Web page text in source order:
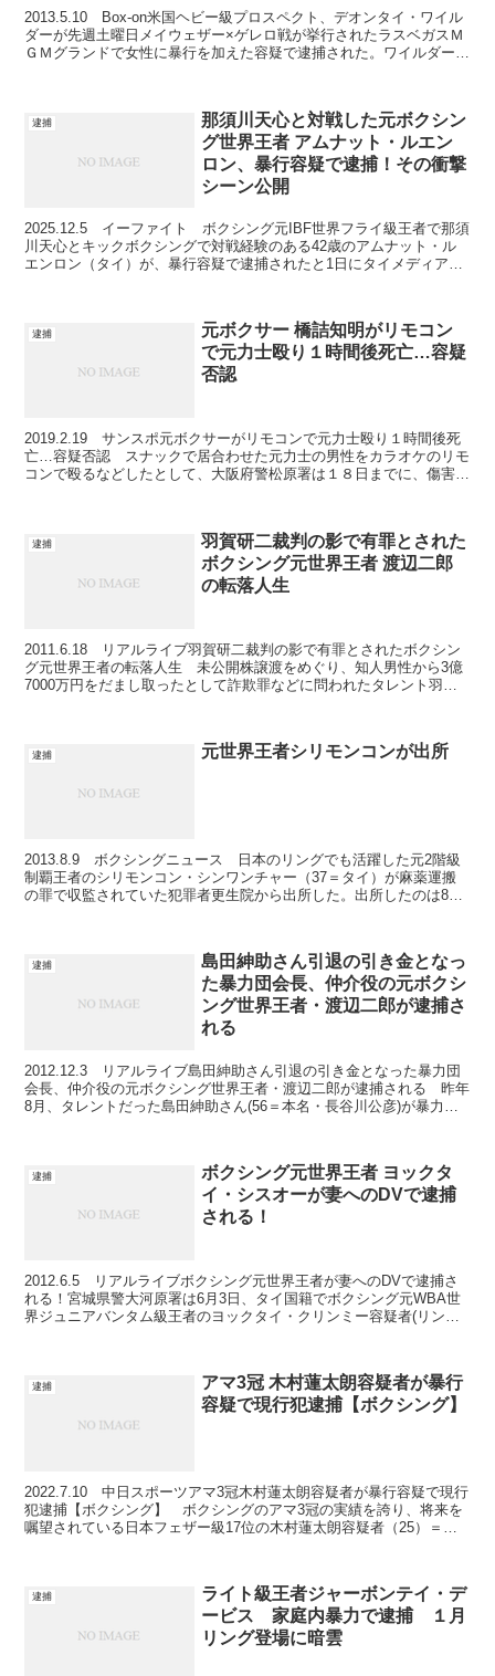
2013.5.10 Box-on米国ヘビー級プロスペクト、デオンタイ・ワイル
ダーが先週土曜日メイウェザー×ゲレロ戦が挙行されたラスベガスＭ
ＧＭグランドで女性に暴行を加えた容疑で逮捕された。ワイルダーの
逮捕
那須川天心と対戦した元ボクシン
グ世界王者 アムナット・ルエン
ロン、暴行容疑で逮捕！その衝撃
シーン公開
2025.12.5 イーファイト ボクシング元IBF世界フライ級王者で那須
川天心とキックボクシングで対戦経験のある42歳のアムナット・ル
エンロン（タイ）が、暴行容疑で逮捕されたと1日にタイメディア
逮捕
元ボクサー 橋詰知明がリモコン
で元力士殴り１時間後死亡…容疑
否認
2019.2.19 サンスポ元ボクサーがリモコンで元力士殴り１時間後死
亡…容疑否認 スナックで居合わせた元力士の男性をカラオケのリモ
コンで殴るなどしたとして、大阪府警松原署は１８日までに、傷害容
逮捕
羽賀研二裁判の影で有罪とされた
ボクシング元世界王者 渡辺二郎
の転落人生
2011.6.18 リアルライブ羽賀研二裁判の影で有罪とされたボクシン
グ元世界王者の転落人生 未公開株譲渡をめぐり、知人男性から3億
7000万円をだまし取ったとして詐欺罪などに問われたタレント羽賀
逮捕 元世界王者シリモンコンが出所
2013.8.9 ボクシングニュース 日本のリングでも活躍した元2階級
制覇王者のシリモンコン・シンワンチャー（37＝タイ）が麻薬運搬
の罪で収監されていた犯罪者更生院から出所した。出所したのは8月
逮捕
島田紳助さん引退の引き金となっ
た暴力団会長、仲介役の元ボクシ
ング世界王者・渡辺二郎が逮捕さ
れる
2012.12.3 リアルライブ島田紳助さん引退の引き金となった暴力団
会長、仲介役の元ボクシング世界王者・渡辺二郎が逮捕される 昨年
8月、タレントだった島田紳助さん(56＝本名・長谷川公彦)が暴力団
逮捕
ボクシング元世界王者 ヨックタ
イ・シスオーが妻へのDVで逮捕
される！
2012.6.5 リアルライブボクシング元世界王者が妻へのDVで逮捕さ
れる！宮城県警大河原署は6月3日、タイ国籍でボクシング元WBA世
界ジュニアバンタム級王者のヨックタイ・クリンミー容疑者(リング
逮捕
アマ3冠 木村蓮太朗容疑者が暴行
容疑で現行犯逮捕【ボクシング】
2022.7.10 中日スポーツアマ3冠木村蓮太朗容疑者が暴行容疑で現行
犯逮捕【ボクシング】 ボクシングのアマ3冠の実績を誇り、将来を
嘱望されている日本フェザー級17位の木村蓮太朗容疑者（25）＝駿
逮捕
ライト級王者ジャーボンテイ・デ
ービス 家庭内暴力で逮捕 １月
リング登場に暗雲